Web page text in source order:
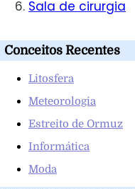
Sala de cirurgia
Conceitos Recentes
Litosfera
Meteorologia
Estreito de Ormuz
Informática
Moda